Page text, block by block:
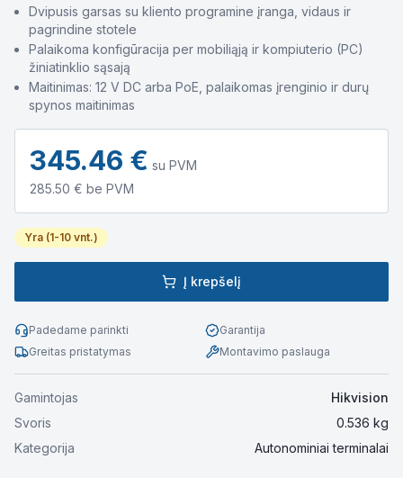
Dvipusis garsas su kliento programine įranga, vidaus ir
pagrindine stotele
Palaikoma konfigūracija per mobiliąją ir kompiuterio (PC)
žiniatinklio sąsają
Maitinimas: 12 V DC arba PoE, palaikomas įrenginio ir durų
spynos maitinimas
345.46 € su PVM
285.50 € be PVM
Yra (1-10 vnt.)
Į krepšelį
Padedame parinkti
Garantija
Greitas pristatymas
Montavimo paslauga
Gamintojas
Hikvision
Svoris
0.536 kg
Kategorija
Autonominiai terminalai